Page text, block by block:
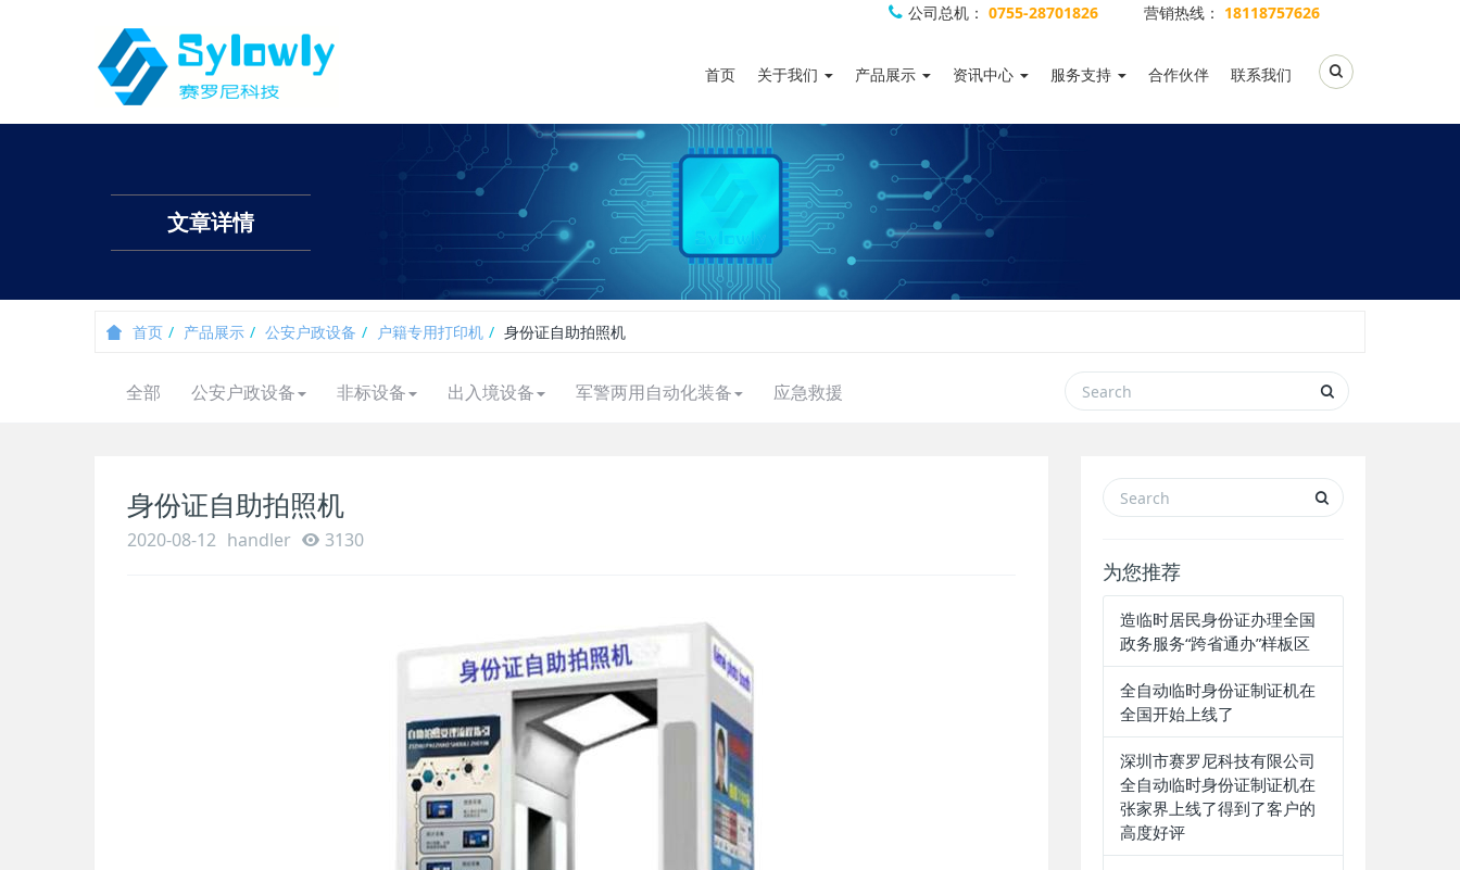
公司总机： 0755-28701826 营销热线： 18118757626
Toggle Search
首页 关于我们 产品展示 资讯中心 服务支持 合作伙伴 联系我们
文章详情
首页 产品展示 公安户政设备 户籍专用打印机 身份证自助拍照机
全部 公安户政设备 非标设备 出入境设备 军警两用自动化装备 应急救援
身份证自助拍照机
2020-08-12 handler 3130
为您推荐
造临时居民身份证办理全国
政务服务“跨省通办”样板区​
全自动临时身份证制证机在
全国开始上线了
深圳市赛罗尼科技有限公司
全自动临时身份证制证机在
张家界上线了得到了客户的
高度好评